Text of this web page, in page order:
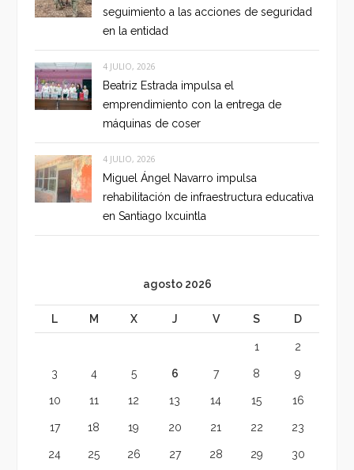
seguimiento a las acciones de seguridad
en la entidad
4 JULIO, 2026
Beatriz Estrada impulsa el
emprendimiento con la entrega de
máquinas de coser
4 JULIO, 2026
Miguel Ángel Navarro impulsa
rehabilitación de infraestructura educativa
en Santiago Ixcuintla
agosto 2026
L M X J V S D
1 2
3 4 5 6 7 8 9
10 11 12 13 14 15 16
17 18 19 20 21 22 23
24 25 26 27 28 29 30